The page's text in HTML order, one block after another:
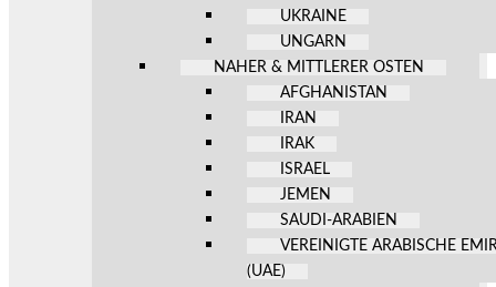
UKRAINE
UNGARN
NAHER & MITTLERER OSTEN
AFGHANISTAN
IRAN
IRAK
ISRAEL
JEMEN
SAUDI-ARABIEN
VEREINIGTE ARABISCHE
(UAE)